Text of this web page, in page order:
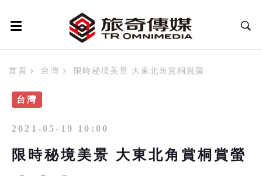
首頁 台灣 限時秘境美景 大東北角賞桐賞螢
台灣
2021-05-19 10:00
限時秘境美景 大東北角賞桐賞螢